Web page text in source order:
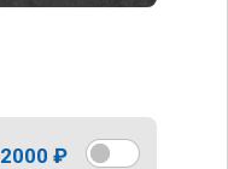
2000 ₽